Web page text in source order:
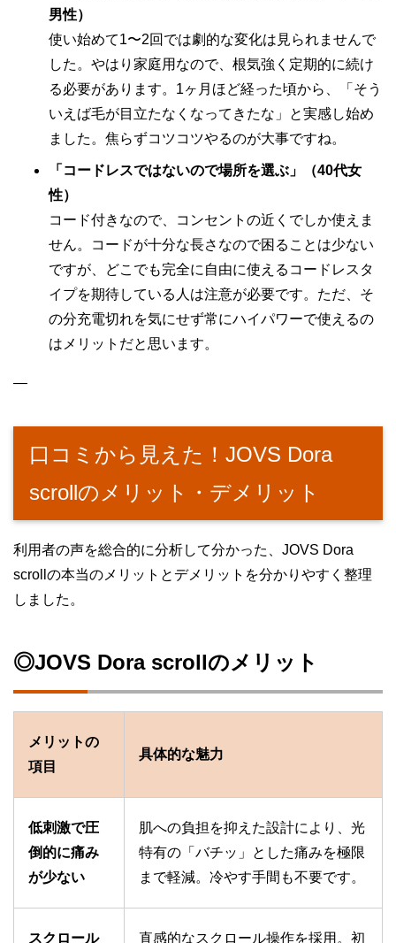
男性）
使い始めて1〜2回では劇的な変化は見られませんで
した。やはり家庭用なので、根気強く定期的に続け
る必要があります。1ヶ月ほど経った頃から、「そう
いえば毛が目立たなくなってきたな」と実感し始め
ました。焦らずコツコツやるのが大事ですね。
「コードレスではないので場所を選ぶ」（40代女
性）
コード付きなので、コンセントの近くでしか使えま
せん。コードが十分な長さなので困ることは少ない
ですが、どこでも完全に自由に使えるコードレスタ
イプを期待している人は注意が必要です。ただ、そ
の分充電切れを気にせず常にハイパワーで使えるの
はメリットだと思います。
—
口コミから見えた！JOVS Dora
scrollのメリット・デメリット
利用者の声を総合的に分析して分かった、JOVS Dora
scrollの本当のメリットとデメリットを分かりやすく整理
しました。
◎JOVS Dora scrollのメリット
メリットの
項目
具体的な魅力
低刺激で圧
倒的に痛み
が少ない
肌への負担を抑えた設計により、光
特有の「バチッ」とした痛みを極限
まで軽減。冷やす手間も不要です。
スクロール 直感的なスクロール操作を採用。初